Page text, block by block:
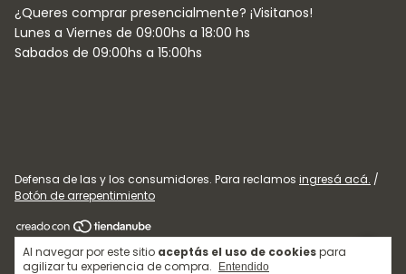
Al navegar por este sitio aceptás el uso de cookiespara
agilizar tu experiencia de compra.
Entendido
Defensa de las y los consumidores. Para reclamos ingresá acá. /
Botón de arrepentimiento
Copyright Cotton Club - 33710684559 - 2026. Todos los derechos
reservados.